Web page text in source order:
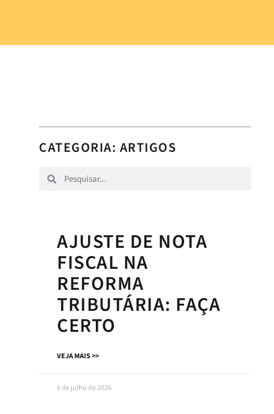
CATEGORIA: ARTIGOS
AJUSTE DE NOTA
FISCAL NA
REFORMA
TRIBUTÁRIA: FAÇA
CERTO
VEJA MAIS >>
6 de julho de 2026